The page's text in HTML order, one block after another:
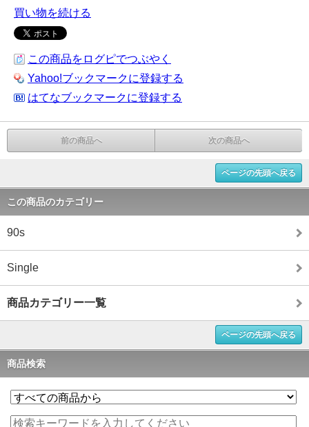
買い物を続ける
この商品をログピでつぶやく
Yahoo!ブックマークに登録する
はてなブックマークに登録する
前の商品へ 次の商品へ
ページの先頭へ戻る
この商品のカテゴリー
90s
Single
商品カテゴリー一覧
ページの先頭へ戻る
商品検索